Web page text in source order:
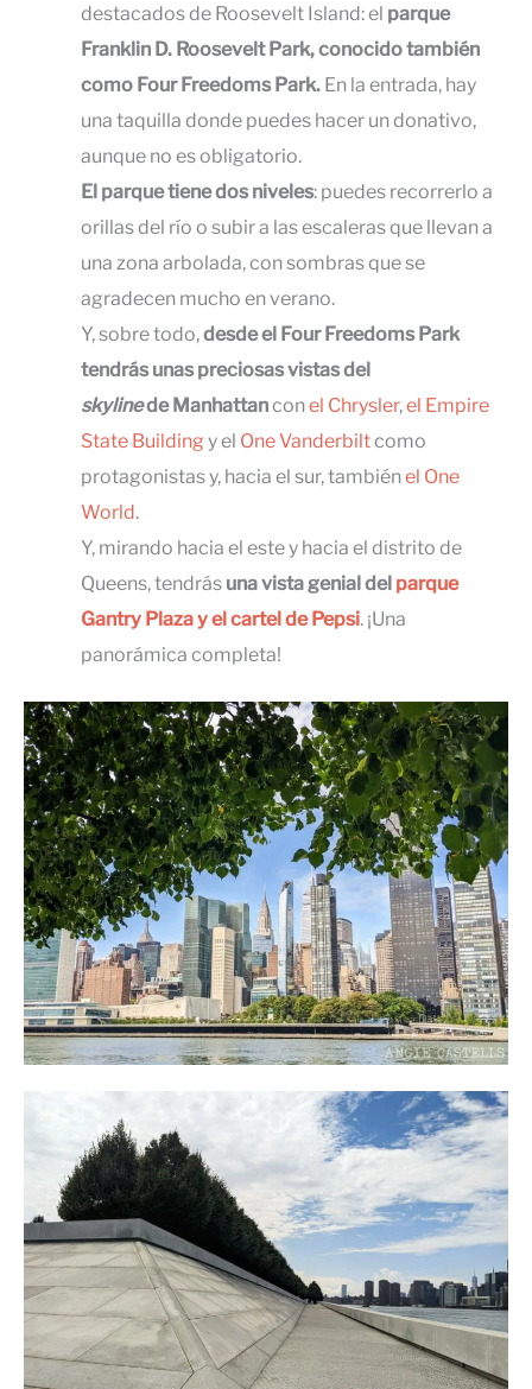
destacados de Roosevelt Island: el parque
Franklin D. Roosevelt Park, conocido también
como Four Freedoms Park. En la entrada, hay
una taquilla donde puedes hacer un donativo,
aunque no es obligatorio.
El parque tiene dos niveles: puedes recorrerlo a
orillas del río o subir a las escaleras que llevan a
una zona arbolada, con sombras que se
agradecen mucho en verano.
Y, sobre todo,desde el Four Freedoms Park
tendrás unas preciosas vistas del
skylinede Manhattanconel Chrysler,el Empire
State Building y el One Vanderbiltcomo
protagonistas y, hacia el sur, tambiénel One
World.
Y, mirando hacia el este y hacia el distrito de
Queens, tendrás una vista genial del parque
Gantry Plaza y el cartel de Pepsi. ¡Una
panorámica completa!